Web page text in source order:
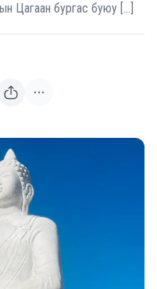
Цагаан бургас буюу […]